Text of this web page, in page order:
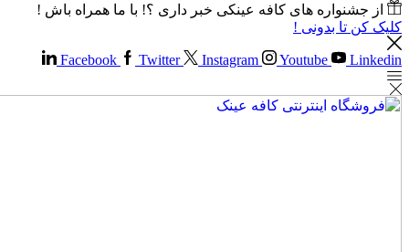
از جشنواره های کافه عینکی خبر داری ؟! با ما همراه باش !
کلیک کن تا بدونی !
Facebook Twitter Instagram Youtube Linkedin